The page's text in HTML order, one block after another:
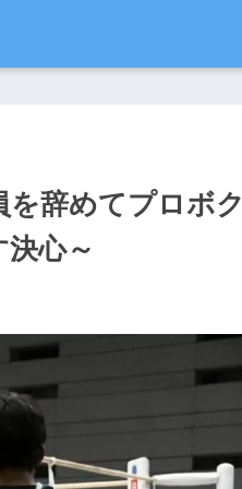
辞めてプロボク
心～